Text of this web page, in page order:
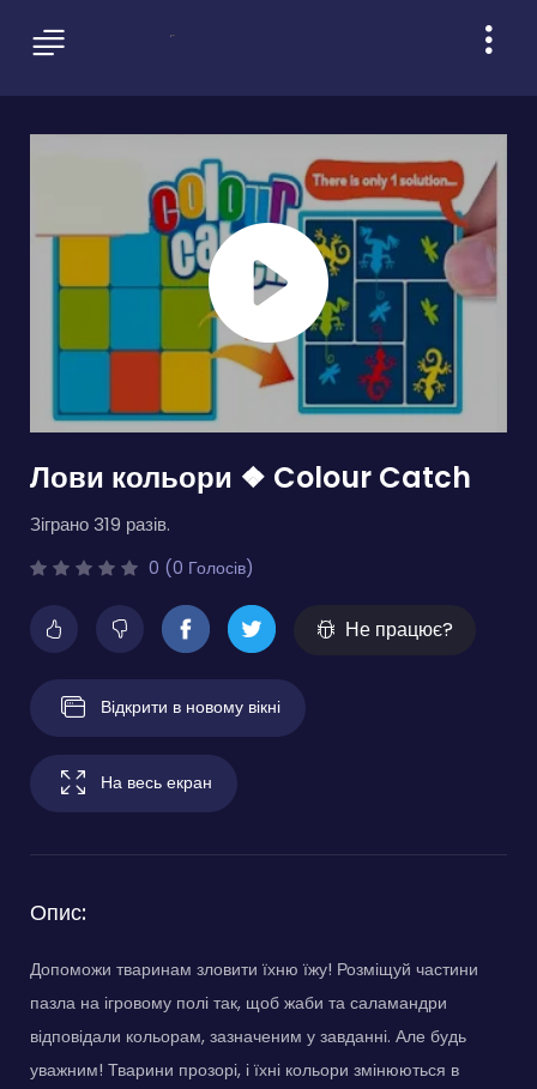
Лови кольори ❖ Colour Catch
Зіграно 319 разів.
0 (0 Голосів)
Не працює?
Відкрити в новому вікні
На весь екран
Опис:
Допоможи тваринам зловити їхню їжу! Розміщуй частини
пазла на ігровому полі так, щоб жаби та саламандри
відповідали кольорам, зазначеним у завданні. Але будь
уважним! Тварини прозорі, і їхні кольори змінюються в